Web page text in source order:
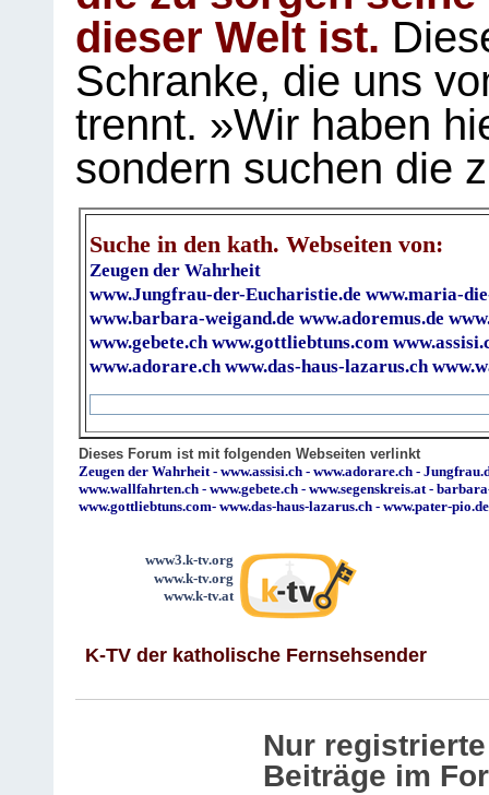
dieser Welt ist.
Schranke, die uns
trennt. »Wir haben
sondern suchen die
Suche in den kath. Webseiten von:
Zeugen der Wahrheit
www.Jungfrau-der-Eucharistie.de www.maria-
www.barbara-weigand.de www.adoremus.de
www.gebete.ch www.gottliebtuns.com
www.adorare.ch www.das-haus-lazarus.ch
Dieses Forum ist mit folgenden Webseiten verlinkt
Zeugen der Wahrheit- www.assisi.ch - www.adorare.ch -
www.wallfahrten.ch - www.gebete.ch - www.segenskreis.at-
www.gottliebtuns.com- www.das-haus-lazarus.ch - www.pater-pio.de
www3.k-tv.org
www.k-tv.org
www.k-tv.at
K-TV der katholische Fernsehsender
Nur
Beiträge im